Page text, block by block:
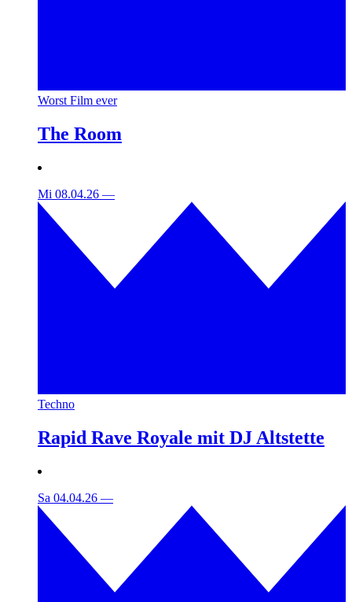
Worst Film ever
The Room
Mi 08.04.26 —
Techno
Rapid Rave Royale mit DJ Altstette
Sa 04.04.26 —